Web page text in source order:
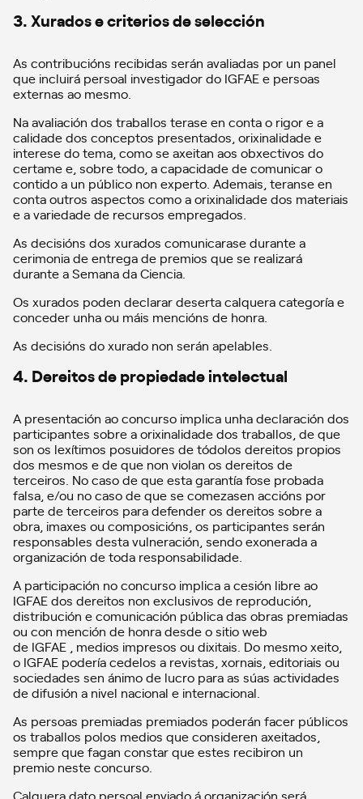
3. Xurados e criterios de selección
As contribucións recibidas serán avaliadas por un panel
que incluirá persoal investigador do IGFAE e persoas
externas ao mesmo.
Na avaliación dos traballos terase en conta o rigor e a
calidade dos conceptos presentados, orixinalidade e
interese do tema, como se axeitan aos obxectivos do
certame e, sobre todo, a capacidade de comunicar o
contido a un público non experto. Ademais, teranse en
conta outros aspectos como a orixinalidade dos materiais
e a variedade de recursos empregados.
As decisións dos xurados comunicarase durante a
cerimonia de entrega de premios que se realizará
durante a Semana da Ciencia.
Os xurados poden declarar deserta calquera categoría e
conceder unha ou máis mencións de honra.
As decisións do xurado non serán apelables.
4. Dereitos de propiedade intelectual
A presentación ao concurso implica unha declaración dos
participantes sobre a orixinalidade dos traballos, de que
son os lexítimos posuidores de tódolos dereitos propios
dos mesmos e de que non violan os dereitos de
terceiros. No caso de que esta garantía fose probada
falsa, e/ou no caso de que se comezasen accións por
parte de terceiros para defender os dereitos sobre a
obra, imaxes ou composicións, os participantes serán
responsables desta vulneración, sendo exonerada a
organización de toda responsabilidade.
A participación no concurso implica a cesión libre ao
IGFAE dos dereitos non exclusivos de reprodución,
distribución e comunicación pública das obras premiadas
ou con mención de honra desde o sitio web
de IGFAE , medios impresos ou dixitais. Do mesmo xeito,
o IGFAE podería cedelos a revistas, xornais, editoriais ou
sociedades sen ánimo de lucro para as súas actividades
de difusión a nivel nacional e internacional.
As persoas premiadas premiados poderán facer públicos
os traballos polos medios que consideren axeitados,
sempre que fagan constar que estes recibiron un
premio neste concurso.
Calquera dato persoal enviado á organización será